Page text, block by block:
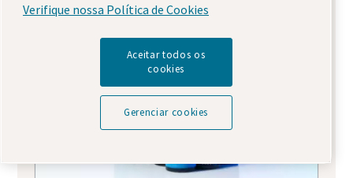
Verifique nossa Política de Cookies
Aceitar todos os
cookies
Gerenciar cookies